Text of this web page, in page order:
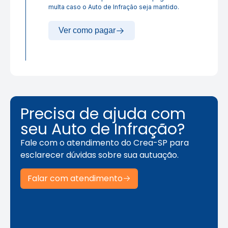
multa caso o Auto de Infração seja mantido.
Ver como pagar
Precisa de ajuda com
seu Auto de Infração?
Fale com o atendimento do Crea-SP para
esclarecer dúvidas sobre sua autuação.
Falar com atendimento